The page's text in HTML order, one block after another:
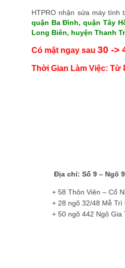
HTPRO nhận sửa máy tính
quận Ba Đình, quận Tây
Long Biên, huyện Thanh
Có mặt ngay sau 30 ->
Thời Gian Làm Việc: Từ
Địa chỉ: Số 9 – Ngõ
+ 58 Thôn Viên – Cổ
+ 28 ngõ 32/48 Mễ Trì
+ 50 ngõ 442 Ngô Gia